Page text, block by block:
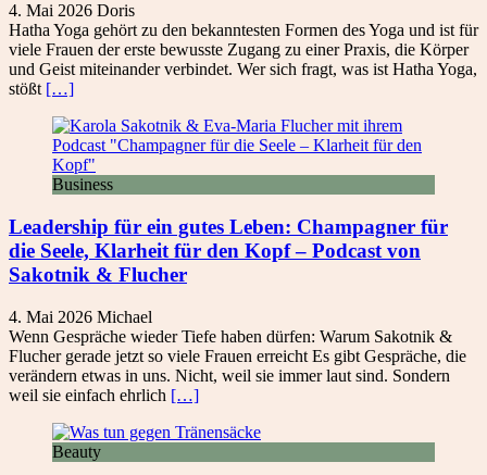
4. Mai 2026 Doris
Hatha Yoga gehört zu den bekanntesten Formen des Yoga und ist für
viele Frauen der erste bewusste Zugang zu einer Praxis, die Körper
und Geist miteinander verbindet. Wer sich fragt, was ist Hatha Yoga,
stößt […]
Business
Leadership für ein gutes Leben: Champagner für
die Seele, Klarheit für den Kopf – Podcast von
Sakotnik & Flucher
4. Mai 2026 Michael
Wenn Gespräche wieder Tiefe haben dürfen: Warum Sakotnik &
Flucher gerade jetzt so viele Frauen erreicht Es gibt Gespräche, die
verändern etwas in uns. Nicht, weil sie immer laut sind. Sondern
weil sie einfach ehrlich […]
Beauty